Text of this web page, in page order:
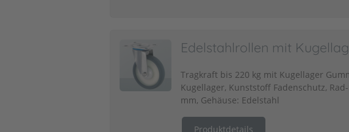
Edelstahlrollen mit
Tragkraft bis 220 kg mit Kugellager
Kugellager, Kunststoff Fadenschutz,
mm, Gehäuse: Edelstahl
Produktdetails